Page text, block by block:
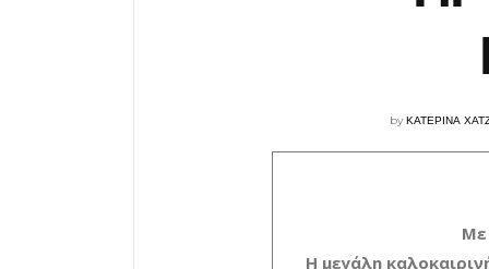
byΚΑΤΕΡΙΝΑ
Με
Η μεγάλη